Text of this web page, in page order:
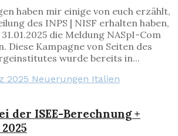
haben mir einige von euch erzählt,
des INPS | NISF erhalten haben,
die Meldung NASpI-Com
Diese Kampagne von Seiten des
wurde bereits in...
der ISEE-Berechnung +